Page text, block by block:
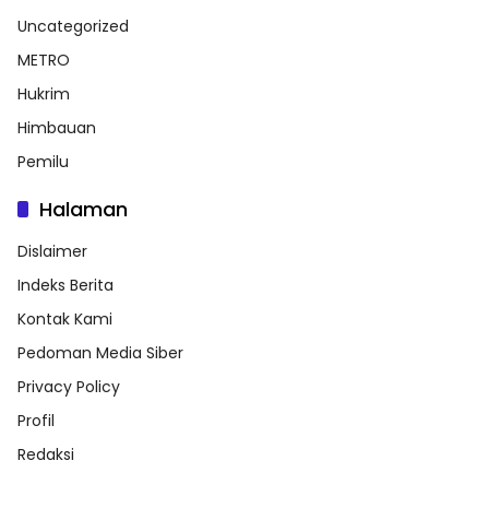
Uncategorized
METRO
Hukrim
Himbauan
Pemilu
Halaman
Dislaimer
Indeks Berita
Kontak Kami
Pedoman Media Siber
Privacy Policy
Profil
Redaksi